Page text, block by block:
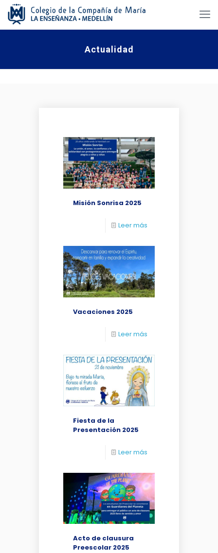
Actualidad
Misión Sonrisa 2025
Leer más
Vacaciones 2025
Leer más
Fiesta de la
Presentación 2025
Leer más
Acto de clausura
Preescolar 2025